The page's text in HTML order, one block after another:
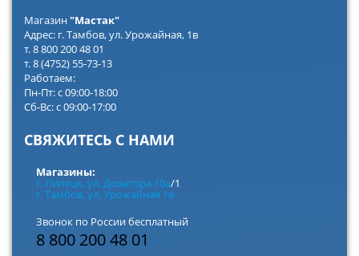
Магазин"Мастак"
Адрес: г. Тамбов, ул. Урожайная, 1в
т. 8 800 200 48 01
т. 8 (4752) 55-73-13
Работаем:
Пн-Пт: с 09:00-18:00
Сб-Вс: с 09:00-17:00
СВЯЖИТЕСЬ С НАМИ
Магазины:
г. Липецк, ул. Доватора 10а/1
г. Тамбов, ул. Урожайная 1в
Звонок по России бесплатный
8 800 200 48 01